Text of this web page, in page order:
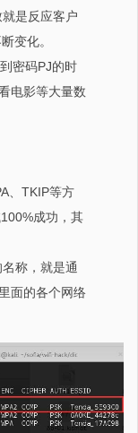
是反应客户
变化。
密码PJ的时
电影等大量数
、TKIP等方
成功，其
称，就是通
面的各个网络